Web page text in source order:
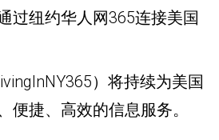
过纽约华人网365连接美国
）将持续为美国
便捷、高效的信息服务。